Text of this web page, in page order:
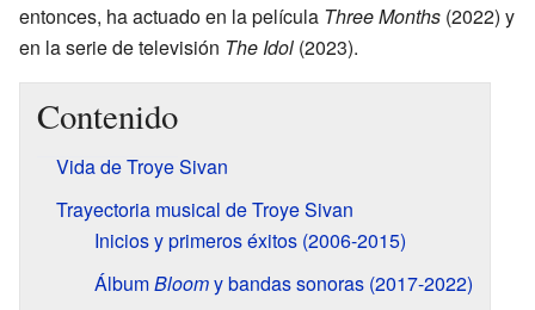
entonces, ha actuado en la película Three Months (2022) y
en la serie de televisión The Idol (2023).
Contenido
Vida de Troye Sivan
Trayectoria musical de Troye Sivan
Inicios y primeros éxitos (2006-2015)
ÁlbumBloomy bandas sonoras (2017-2022)